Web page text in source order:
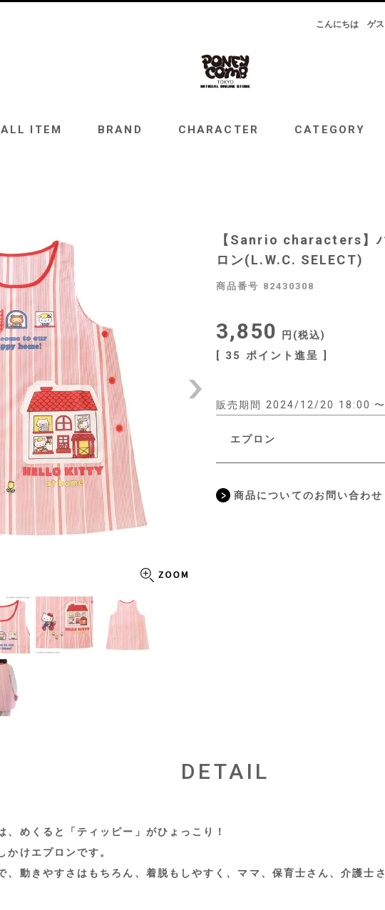
こんにちはゲ
ALL ITEM BRAND CHARACTER CATEGORY
【Sanrio characters】
ロン(L.W.C. SELECT)
商品番号 82430308
3,850 税込
[ 35 ポイント進呈 ]
販売期間 2024/12/20 18:00 〜
エプロン
商品についてのお問い合わせ
DETAIL
、めくると「ティッピー」がひょっこり！
かけエプロンです。
、動きやすさはもちろん、着脱もしやすく、ママ、保育士さん、介護士